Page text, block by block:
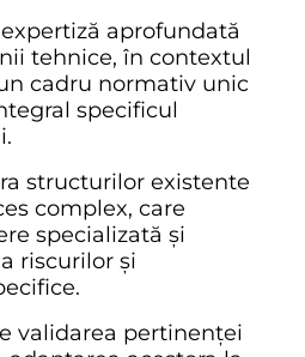
aprofundată
tehnice, în contextul
cadru normativ unic
specificul
structurilor existente
complex, care
specializată și
riscurilor și
validarea pertinenței